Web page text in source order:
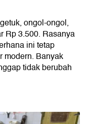
ongol-ongol,
Rp 3.500. Rasanya
ini tetap
modern. Banyak
tidak berubah